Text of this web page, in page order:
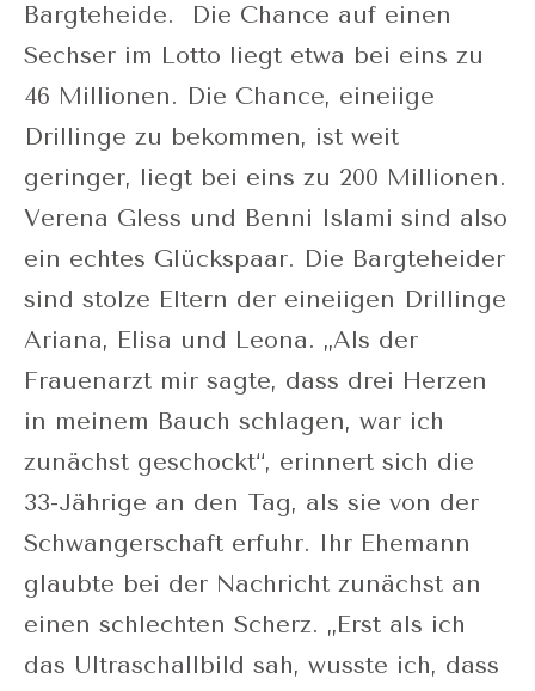
Bargteheide. Die Chance auf einen
Sechser im Lotto liegt etwa bei eins zu
46 Millionen. Die Chance, eineiige
Drillinge zu bekommen, ist weit
geringer, liegt bei eins zu 200 Millionen.
Verena Gless und Benni Islami sind also
ein echtes Glückspaar. Die Bargteheider
sind stolze Eltern der eineiigen Drillinge
Ariana, Elisa und Leona. „Als der
Frauenarzt mir sagte, dass drei Herzen
in meinem Bauch schlagen, war ich
zunächst geschockt“, erinnert sich die
33-Jährige an den Tag, als sie von der
Schwangerschaft erfuhr. Ihr Ehemann
glaubte bei der Nachricht zunächst an
einen schlechten Scherz. „Erst als ich
das Ultraschallbild sah, wusste ich, dass